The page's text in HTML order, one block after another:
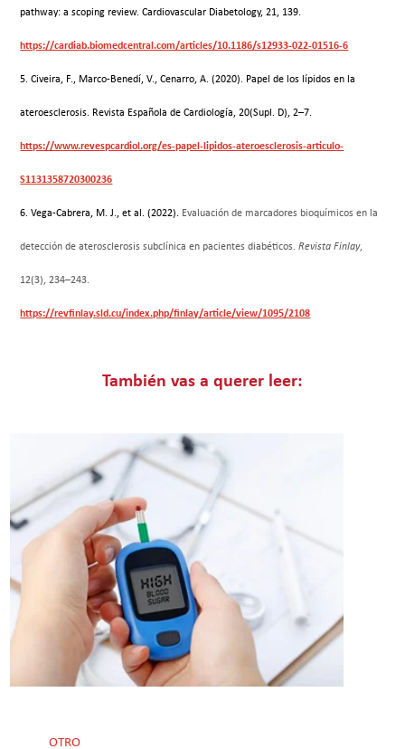
pathway: a scoping review. Cardiovascular Diabetology, 21, 139.
https://cardiab.biomedcentral.com/articles/10.1186/s12933-022-01516-6
5. Civeira, F., Marco-Benedí, V., Cenarro, A. (2020). Papel de los lípidos en la
ateroesclerosis. Revista Española de Cardiología, 20(Supl. D), 2–7.
https://www.revespcardiol.org/es-papel-lipidos-ateroesclerosis-articulo-
S1131358720300236
6. Vega-Cabrera, M. J., et al. (2022). Evaluación de marcadores bioquímicos en la
detección de aterosclerosis subclínica en pacientes diabéticos.Revista Finlay,
12(3), 234–243.
https://revfinlay.sld.cu/index.php/finlay/article/view/1095/2108
También vas a querer leer:
OTRO